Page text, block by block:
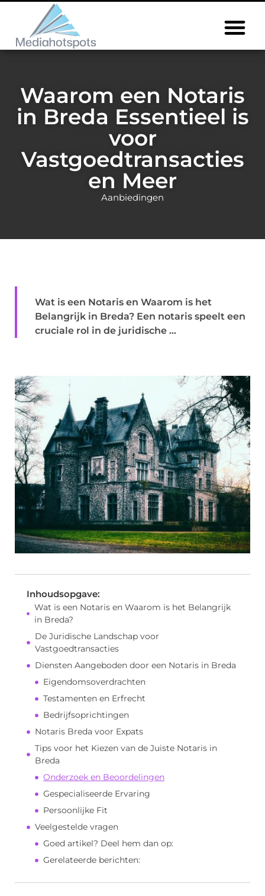
Waarom een Notaris
in Breda Essentieel is
voor
Vastgoedtransacties
en Meer
Aanbiedingen
Wat is een Notaris en Waarom is het
Belangrijk in Breda? Een notaris speelt een
cruciale rol in de juridische ...
Inhoudsopgave:
Wat is een Notaris en Waarom is het Belangrijk
in Breda?
De Juridische Landschap voor
Vastgoedtransacties
Diensten Aangeboden door een Notaris in Breda
Eigendomsoverdrachten
Testamenten en Erfrecht
Bedrijfsoprichtingen
Notaris Breda voor Expats
Tips voor het Kiezen van de Juiste Notaris in
Breda
Onderzoek en Beoordelingen
Gespecialiseerde Ervaring
Persoonlijke Fit
Veelgestelde vragen
Goed artikel? Deel hem dan op:
Gerelateerde berichten: